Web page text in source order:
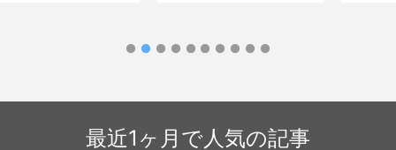
「【MetaMask(メタマスク) 】重要な
お知らせ」
最近1ヶ月で人気の記事